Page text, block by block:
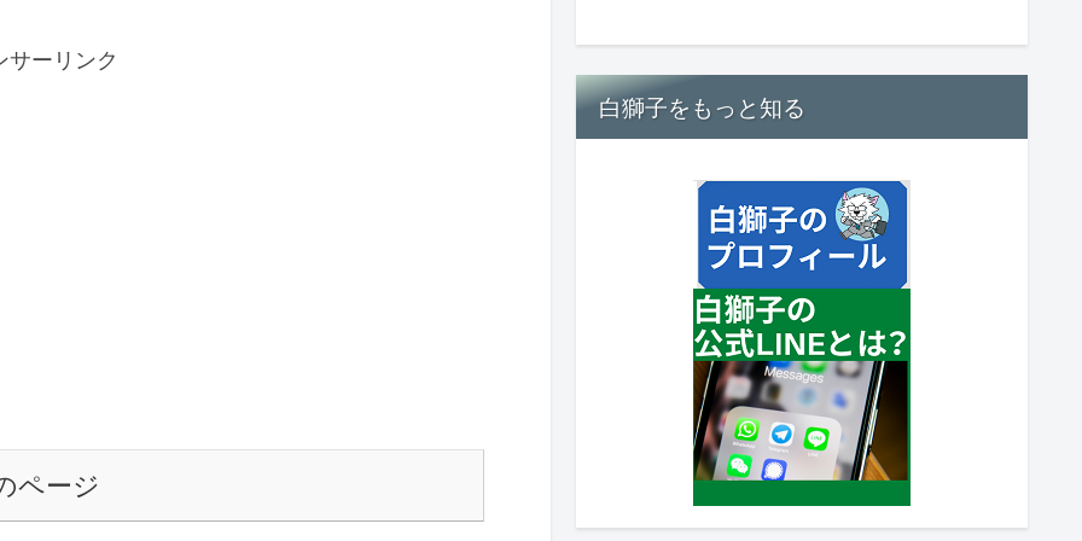
サーリンク
ページ
白獅子をもっと知る